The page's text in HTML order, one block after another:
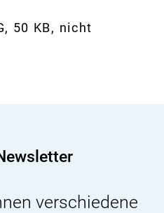
50 KB, nicht
verschiedene